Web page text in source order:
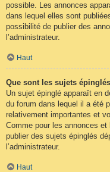
possible. Les annonces
dans lequel elles sont
possibilité de publier des
l’administrateur.
Haut
Que sont les sujets
Un sujet épinglé apparaît en
du forum dans lequel il a été
relativement importantes et
Comme pour les annonces
publier des sujets épinglés
l’administrateur.
Haut